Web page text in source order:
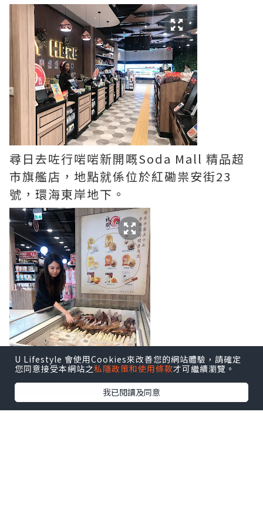
尋日去咗行啱啱新開嘅Soda Mall 精品超
市旗艦店，地點就係位於紅磡祟安街23
號，環海東岸地下。
佢哋仲做緊滿$300九折嘅優惠，真係好抵
U Lifestyle 會使用Cookies來改善您的網站體驗，請確定
您同意接受本網站之私隱政策和使用條款才可繼續瀏覽。
我已閱讀及同意